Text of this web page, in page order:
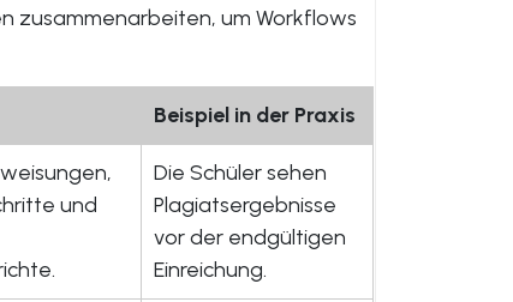
zusammenarbeiten, um Workflows
Beispiel in der Praxis
und
Die Schüler sehen
Plagiatsergebnisse
vor der endgültigen
Einreichung.